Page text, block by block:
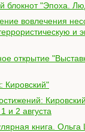
блокнот "Эпоха.
и
Кировский"
и 2 августа